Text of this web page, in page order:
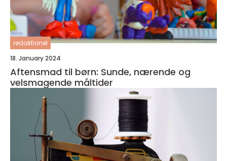
redaktionel
18. January 2024
Aftensmad til børn: Sunde, nærende og
velsmagende måltider